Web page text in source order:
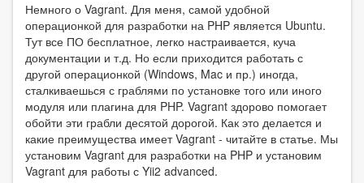
Немного о Vagrant. Для меня, самой удобной
операционкой для разработки на PHP является Ubuntu.
Тут все ПО бесплатное, легко настраивается, куча
документации и т.д. Но если приходится работать с
другой операционкой (Windows, Mac и пр.) иногда,
сталкиваешься с граблями по установке того или иного
модуля или плагина для PHP. Vagrant здорово помогает
обойти эти грабли десятой дорогой. Как это делается и
какие преимущества имеет Vagrant - читайте в статье. Мы
установим Vagrant для разработки на PHP и установим
Vagrant для работы с Yii2 advanced.